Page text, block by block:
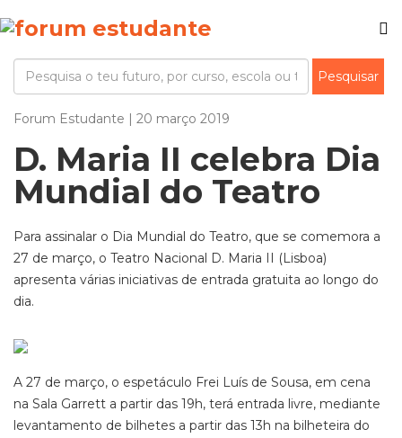
Forum Estudante | 20 março 2019
D. Maria II celebra Dia
Mundial do Teatro
Para assinalar o Dia Mundial do Teatro, que se comemora a
27 de março, o Teatro Nacional D. Maria II (Lisboa)
apresenta várias iniciativas de entrada gratuita ao longo do
dia.
A 27 de março, o espetáculo Frei Luís de Sousa, em cena
na Sala Garrett a partir das 19h, terá entrada livre, mediante
levantamento de bilhetes a partir das 13h na bilheteira do